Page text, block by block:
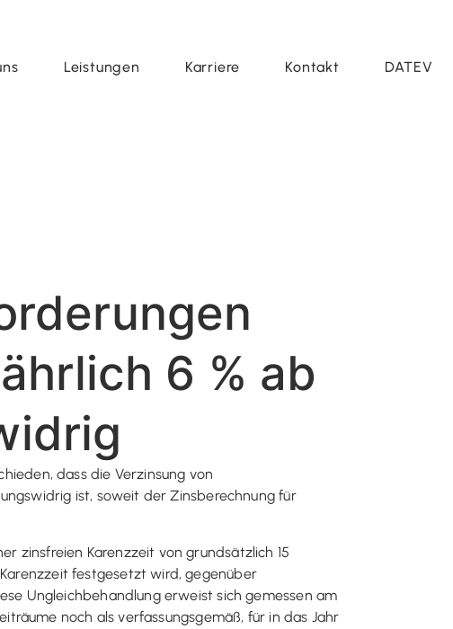
Leistungen Karriere Kontakt DATEV
6 % ab
dass die Verzinsung von
ist, soweit der Zinsberechnung für
zinsfreien Karenzzeit von grundsätzlich 15
festgesetzt wird, gegenüber
Ungleichbehandlung erweist sich gemessen am
noch als verfassungsgemäß, für in das Jahr